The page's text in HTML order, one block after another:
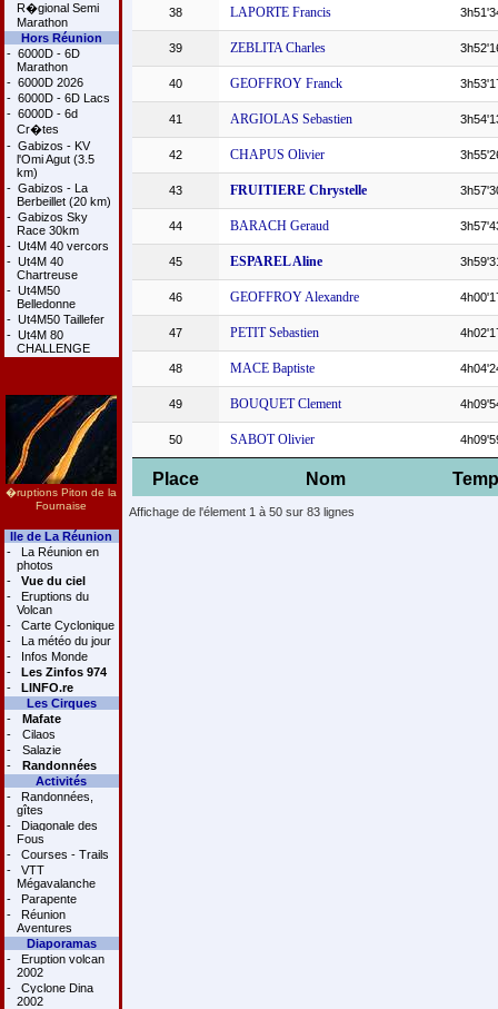
R�gional Semi
Marathon
Hors Réunion
- 6000D - 6D
Marathon
- 6000D 2026
- 6000D - 6D Lacs
- 6000D - 6d
Cr�tes
- Gabizos - KV
l'Omi Agut (3.5
km)
- Gabizos - La
Berbeillet (20 km)
- Gabizos Sky
Race 30km
- Ut4M 40 vercors
- Ut4M 40
Chartreuse
- Ut4M50
Belledonne
- Ut4M50 Taillefer
- Ut4M 80
CHALLENGE
�ruptions Piton de la
Fournaise
Ile de La Réunion
-
La Réunion en
photos
-
Vue du ciel
-
Eruptions du
Volcan
-
Carte Cyclonique
-
La météo du jour
-
Infos Monde
-
Les Zinfos 974
-
LINFO.re
Les Cirques
-
Mafate
-
Cilaos
-
Salazie
-
Randonnées
Activités
-
Randonnées,
gîtes
-
Diagonale des
Fous
-
Courses - Trails
-
VTT
Mégavalanche
-
Parapente
-
Réunion
Aventures
Diaporamas
-
Eruption volcan
2002
-
Cyclone Dina
2002
Place Nom
38 LAPORTE Francis
39 ZEBLITA Charles
40 GEOFFROY Franck
41 ARGIOLAS Sebastien
42 CHAPUS Olivier
43 FRUITIERE Chrystelle
44 BARACH Geraud
45 ESPAREL Aline
46 GEOFFROY Alexandre
47 PETIT Sebastien
48 MACE Baptiste
49 BOUQUET Clement
50 SABOT Olivier
Affichage de l'élement 1 à 50 sur 83 lignes